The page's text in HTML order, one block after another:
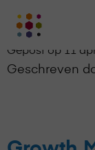
het
Leren
Gepost op 11
Geschreven